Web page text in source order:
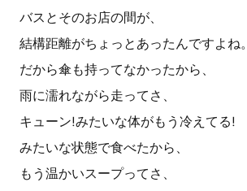
バスとそのお店の間が、
結構距離がちょっとあったんですよね。
だから傘も持ってなかったから、
雨に濡れながら走ってさ、
キューン!みたいな体がもう冷えてる!
みたいな状態で食べたから、
もう温かいスープってさ、